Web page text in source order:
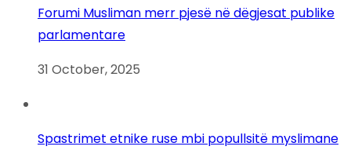
Forumi Musliman merr pjesë në dëgjesat publike
parlamentare
31 October, 2025
Spastrimet etnike ruse mbi popullsitë myslimane